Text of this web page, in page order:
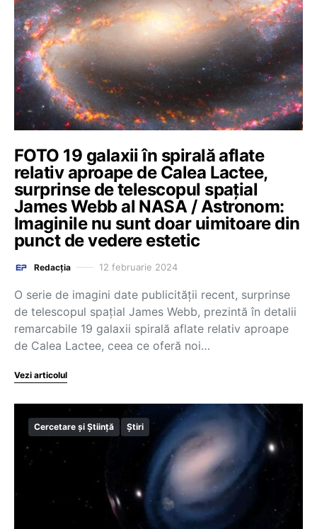
FOTO 19 galaxii în spirală aflate
relativ aproape de Calea Lactee,
surprinse de telescopul spațial
James Webb al NASA / Astronom:
Imaginile nu sunt doar uimitoare din
punct de vedere estetic
Redacția 12 februarie 2024
O serie de imagini date publicităţii recent, surprinse
de telescopul spaţial James Webb, prezintă în detalii
remarcabile 19 galaxii spirală aflate relativ aproape
de Calea Lactee, ceea ce oferă noi…
Vezi articolul
Cercetare și Știință Știri